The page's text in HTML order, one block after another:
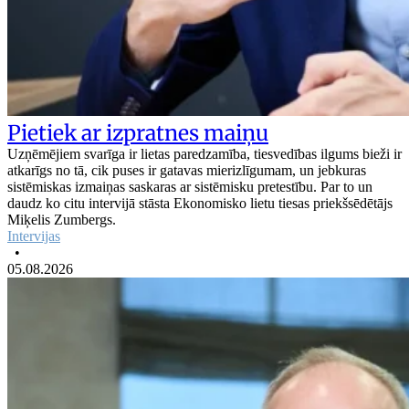
Pietiek ar izpratnes maiņu
Uzņēmējiem svarīga ir lietas paredzamība, tiesvedības ilgums bieži ir
atkarīgs no tā, cik puses ir gatavas mierizlīgumam, un jebkuras
sistēmiskas izmaiņas saskaras ar sistēmisku pretestību. Par to un
daudz ko citu intervijā stāsta Ekonomisko lietu tiesas priekšsēdētājs
Miķelis Zumbergs.
Intervijas
•
05.08.2026